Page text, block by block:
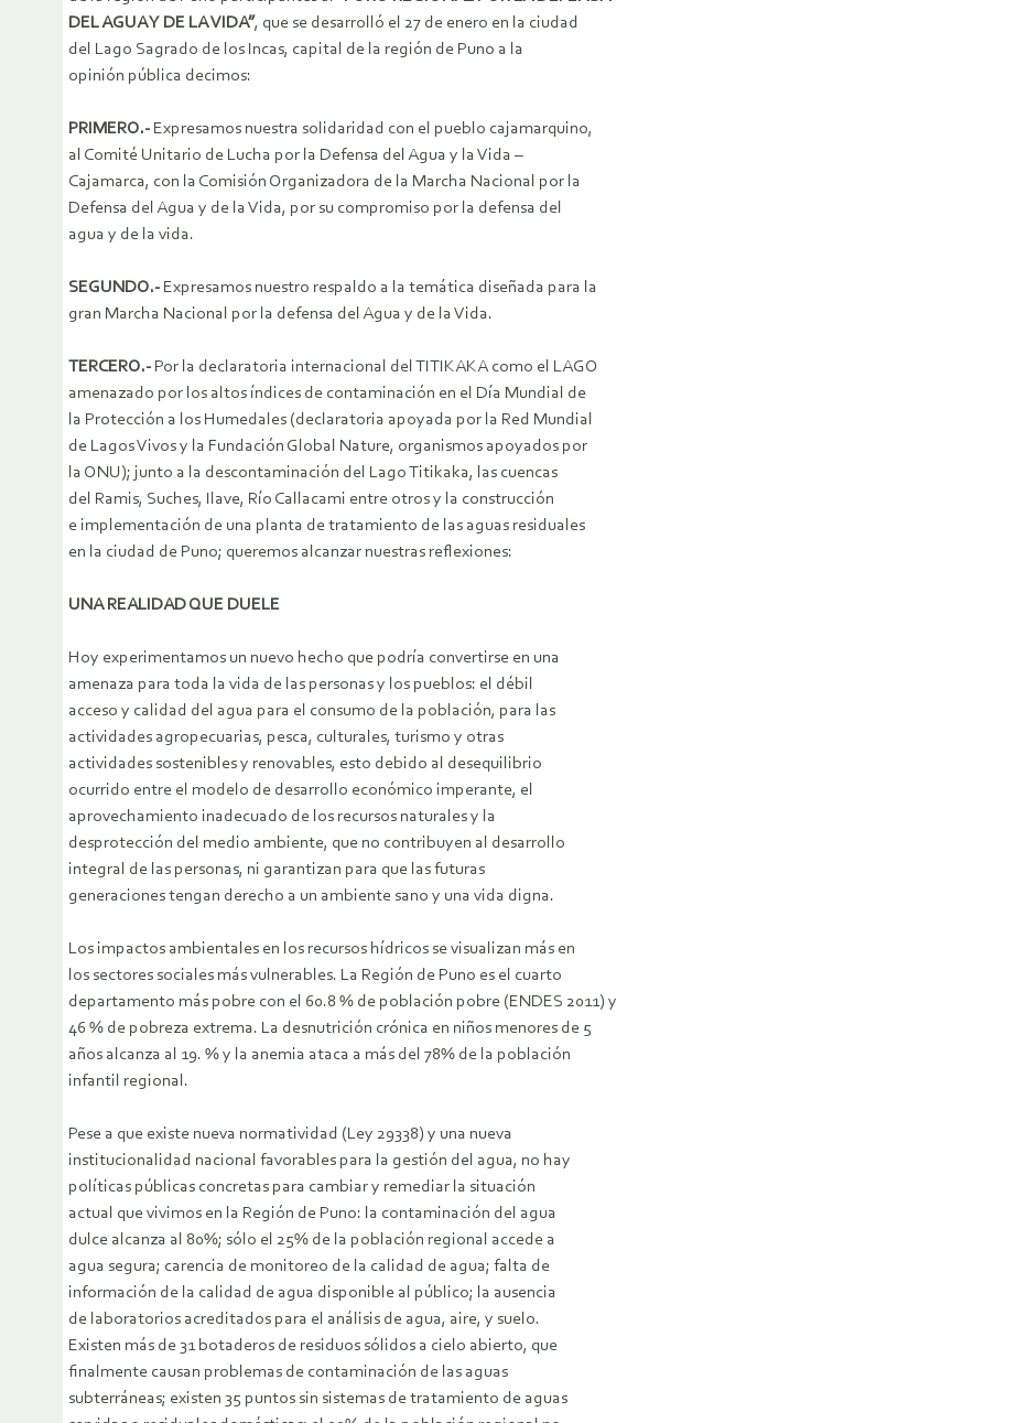
DEL AGUA Y DE LA VIDA”, que se desarrolló el 27 de enero en la ciudad
del Lago Sagrado de los Incas, capital de la región de Puno a la
opinión pública decimos:
PRIMERO.- Expresamos nuestra solidaridad con el pueblo cajamarquino,
al Comité Unitario de Lucha por la Defensa del Agua y la Vida –
Cajamarca, con la Comisión Organizadora de la Marcha Nacional por la
Defensa del Agua y de la Vida, por su compromiso por la defensa del
agua y de la vida.
SEGUNDO.- Expresamos nuestro respaldo a la temática diseñada para la
gran Marcha Nacional por la defensa del Agua y de la Vida.
TERCERO.- Por la declaratoria internacional del TITIKAKA como el LAGO
amenazado por los altos índices de contaminación en el Día Mundial de
la Protección a los Humedales (declaratoria apoyada por la Red Mundial
de Lagos Vivos y la Fundación Global Nature, organismos apoyados por
la ONU); junto a la descontaminación del Lago Titikaka, las cuencas
del Ramis, Suches, Ilave, Río Callacami entre otros y la construcción
e implementación de una planta de tratamiento de las aguas residuales
en la ciudad de Puno; queremos alcanzar nuestras reflexiones:
UNA REALIDAD QUE DUELE
Hoy experimentamos un nuevo hecho que podría convertirse en una
amenaza para toda la vida de las personas y los pueblos: el débil
acceso y calidad del agua para el consumo de la población, para las
actividades agropecuarias, pesca, culturales, turismo y otras
actividades sostenibles y renovables, esto debido al desequilibrio
ocurrido entre el modelo de desarrollo económico imperante, el
aprovechamiento inadecuado de los recursos naturales y la
desprotección del medio ambiente, que no contribuyen al desarrollo
integral de las personas, ni garantizan para que las futuras
generaciones tengan derecho a un ambiente sano y una vida digna.
Los impactos ambientales en los recursos hídricos se visualizan más en
los sectores sociales más vulnerables. La Región de Puno es el cuarto
departamento más pobre con el 60.8 % de población pobre (ENDES 2011) y
46 % de pobreza extrema. La desnutrición crónica en niños menores de 5
años alcanza al 19. % y la anemia ataca a más del 78% de la población
infantil regional.
Pese a que existe nueva normatividad (Ley 29338) y una nueva
institucionalidad nacional favorables para la gestión del agua, no hay
políticas públicas concretas para cambiar y remediar la situación
actual que vivimos en la Región de Puno: la contaminación del agua
dulce alcanza al 80%; sólo el 25% de la población regional accede a
agua segura; carencia de monitoreo de la calidad de agua; falta de
información de la calidad de agua disponible al público; la ausencia
de laboratorios acreditados para el análisis de agua, aire, y suelo.
Existen más de 31 botaderos de residuos sólidos a cielo abierto, que
finalmente causan problemas de contaminación de las aguas
subterráneas; existen 35 puntos sin sistemas de tratamiento de aguas